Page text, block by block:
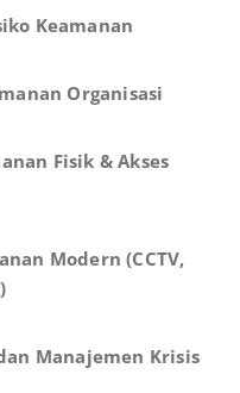
Keamanan
Organisasi
Fisik & Akses
Modern (CCTV,
Manajemen Krisis